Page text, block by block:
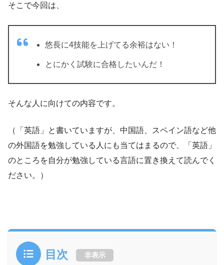
そこで今回は、
悠長に4技能を上げてる余裕はない！
とにかく試験に合格したいんだ！
そんな人に向けての内容です。
（「英語」と書いていますが、中国語、スペイン語など他
の外国語を勉強している人にも当てはまるので、「英語」
のところを自分が勉強している言語に置き換えて読んでく
ださい。）
目次 非表示